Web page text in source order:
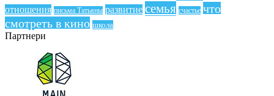
отношения письма Татьяны развитие семья счастье что
смотреть в кино школа
Партнери